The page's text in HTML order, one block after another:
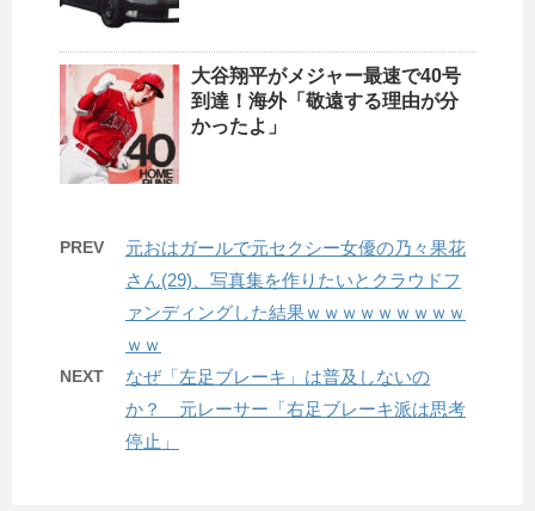
大谷翔平がメジャー最速で40号
到達！海外「敬遠する理由が分
かったよ」
PREV
元おはガールで元セクシー女優の乃々果花
さん(29)、写真集を作りたいとクラウドフ
ァンディングした結果ｗｗｗｗｗｗｗｗｗ
ｗｗ
NEXT
なぜ「左足ブレーキ」は普及しないの
か？ 元レーサー「右足ブレーキ派は思考
停止」